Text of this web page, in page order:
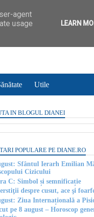
Utile
IN BLOGUL DIANEI
POPULARE PE DIANE.RO
Sfântul Ierarh Emilian
Cizicului
C: Simbol și semnificație
despre cusut, ace şi
Ziua Internațională a
pe 8 august – Horoscop
agent
usage
LEARN